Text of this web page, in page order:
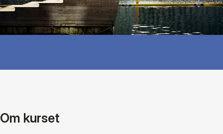
Om kurset